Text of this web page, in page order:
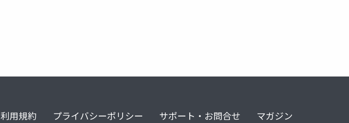
利用規約 プライバシーポリシー サポート・お問合せ マガジン